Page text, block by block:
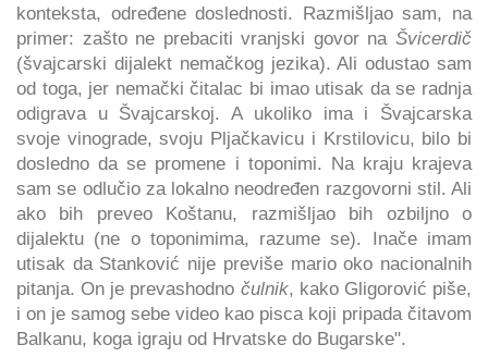
konteksta, određene doslednosti. Razmišljao sam, na
primer: zašto ne prebaciti vranjski govor na Švicerdič
(švajcarski dijalekt nemačkog jezika). Ali odustao sam
od toga, jer nemački čitalac bi imao utisak da se radnja
odigrava u Švajcarskoj. A ukoliko ima i Švajcarska
svoje vinograde, svoju Pljačkavicu i Krstilovicu, bilo bi
dosledno da se promene i toponimi. Na kraju krajeva
sam se odlučio za lokalno neodređen razgovorni stil. Ali
ako bih preveo Koštanu, razmišljao bih ozbiljno o
dijalektu (ne o toponimima, razume se). Inače imam
utisak da Stanković nije previše mario oko nacionalnih
pitanja. On je prevashodno čulnik, kako Gligorović piše,
i on je samog sebe video kao pisca koji pripada čitavom
Balkanu, koga igraju od Hrvatske do Bugarske".